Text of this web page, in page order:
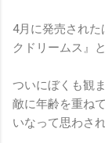
4月に発売され
クドリームス』
ついにぼくも観
敵に年齢を重ね
いなって思わさ